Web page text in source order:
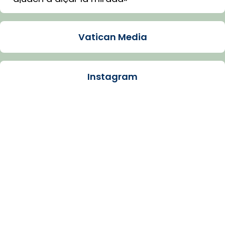
Mons. Sergi Gordo, bisbe de Tortosa, ha
Santes de Mataró.
🔗tinyurl.com/cvu5jmbk
Vatican Media
Instagram